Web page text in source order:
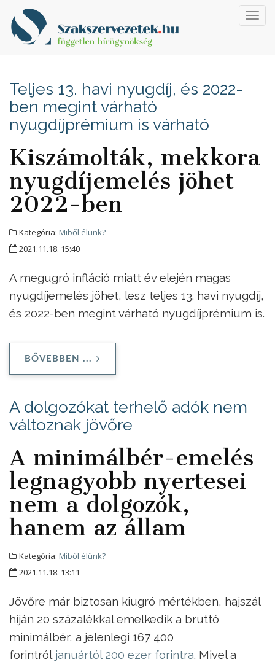
Teljes 13. havi nyugdíj, és 2022-
ben megint várható
nyugdíjprémium is várható
Kiszámolták, mekkora
nyugdíjemelés jöhet
2022-ben
Kategória: Miből élünk?
2021.11.18. 15:40
A megugró infláció miatt év elején magas
nyugdíjemelés jöhet, lesz teljes 13. havi nyugdíj,
és 2022-ben megint várható nyugdíjprémium is.
BŐVEBBEN ...
A dolgozókat terhelő adók nem
változnak jövőre
A minimálbér-emelés
legnagyobb nyertesei
nem a dolgozók,
hanem az állam
Kategória: Miből élünk?
2021.11.18. 13:11
Jövőre már biztosan kiugró mértékben, hajszál
híján 20 százalékkal emelkedik a bruttó
minimálbér, a jelenlegi 167 400
forintról januártól 200 ezer forintra. Mivel a